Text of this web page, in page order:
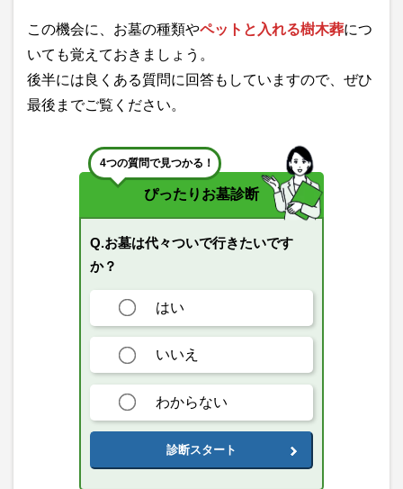
この機会に、お墓の種類やペットと入れる樹木葬につ
いても覚えておきましょう。
後半には良くある質問に回答もしていますので、ぜひ
最後までご覧ください。
4つの質問で見つかる！
ぴったりお墓診断
Q.お墓は代々ついで行きたいです
か？
はい
いいえ
わからない
診断スタート